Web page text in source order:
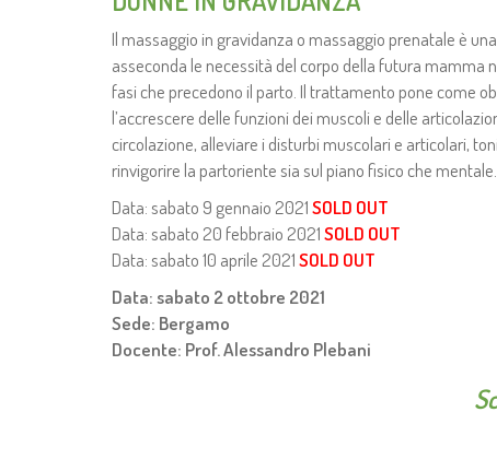
Il massaggio in gravidanza o massaggio prenatale è
asseconda le necessità del corpo della futura mamma
fasi che precedono il parto. Il trattamento pone come
l’accrescere delle funzioni dei muscoli e delle
circolazione, alleviare i disturbi muscolari e articolari,
rinvigorire la partoriente sia sul piano fisico che mentale.
Data: sabato 9 gennaio 2021SOLD OUT
Data: sabato 20 febbraio 2021SOLD OUT
Data: sabato 10 aprile 2021SOLD OUT
Data: sabato 2 ottobre 2021
Sede: Bergamo
Docente: Prof. Alessandro Plebani